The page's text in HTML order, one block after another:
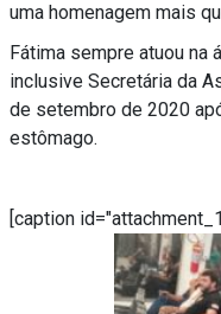
uma homenagem mais
Fátima sempre atuou na
inclusive Secretária da
de setembro de 2020
estômago.
[caption